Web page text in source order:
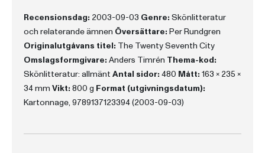
Recensionsdag: 2003-09-03 Genre: Skönlitteratur
och relaterande ämnen Översättare: Per Rundgren
Originalutgåvans titel: The Twenty Seventh City
Omslagsformgivare: Anders Timrén Thema-kod:
Skönlitteratur: allmänt Antal sidor: 480 Mått: 163 x 235 x
34 mm Vikt: 800 g Format (utgivningsdatum):
Kartonnage, 9789137123394 (2003-09-03)